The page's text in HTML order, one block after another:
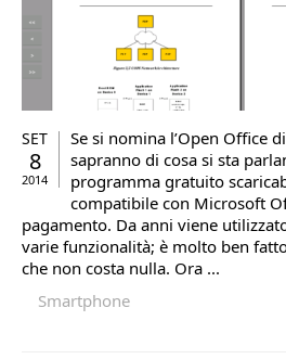
SET
8
2014
Se si nomina l’Open Office
sapranno di cosa si sta
programma gratuito
compatibile con Microsoft
pagamento. Da anni viene
varie funzionalità; è molto ben
che non costa nulla. Ora ...
Smartphone